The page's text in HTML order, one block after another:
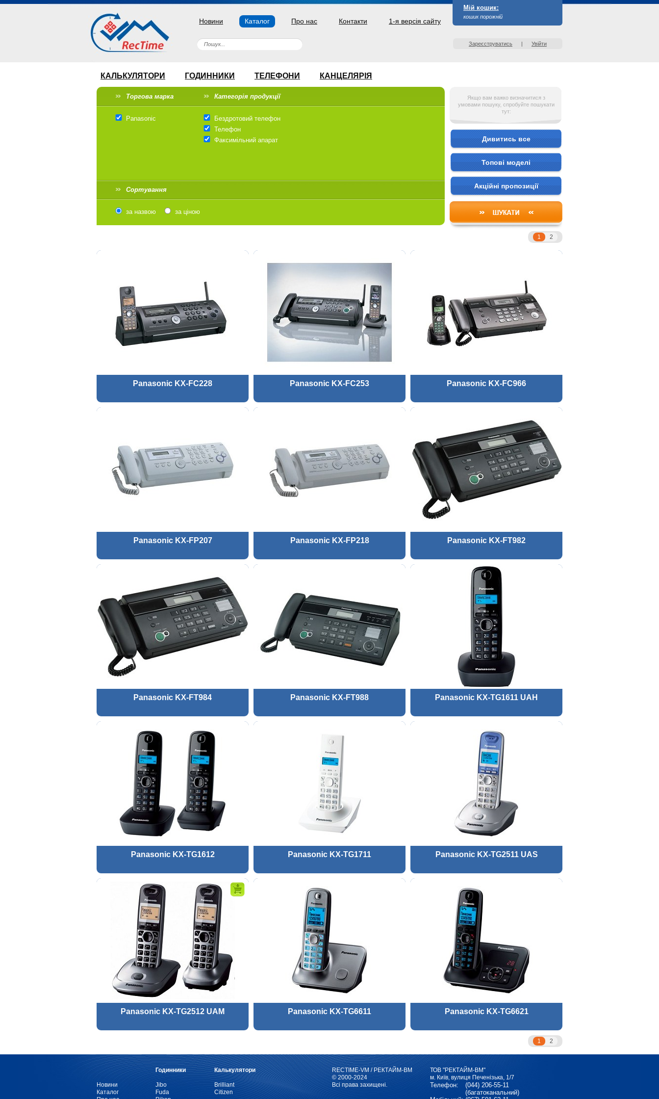
Новини Каталог Про нас Контакти 1-я версія сайту
Мій кошик:
кошик порожній
Зареєструватись | Увійти
КАЛЬКУЛЯТОРИ ГОДИННИКИ ТЕЛЕФОНИ КАНЦЕЛЯРІЯ
Торгова марка Категорія продукції
Panasonic
Бездротовий телефон
Телефон
Факсимільний апарат
Сортування
за назвою за ціною
Якщо вам важко визначитися з
умовами пошуку, спробуйте пошукати
тут:
Дивитись все
Топові моделі
Акційні пропозиції
1 2
Panasonic KX-FC228 Panasonic KX-FC253 Panasonic KX-FC966
Panasonic KX-FP207 Panasonic KX-FP218 Panasonic KX-FT982
Panasonic KX-FT984 Panasonic KX-FT988 Panasonic KX-TG1611 UAH
Panasonic KX-TG1612 Panasonic KX-TG1711 Panasonic KX-TG2511 UAS
Panasonic KX-TG2512 UAM Panasonic KX-TG6611 Panasonic KX-TG6621
1 2
Новини
Каталог
Годинники
Jibo
Fuda
Калькулятори
Brilliant
Citizen
RECTIME-VM / РЕКТАЙМ-ВМ
© 2000-2024
Всі права захищені.
ТОВ "РЕКТАЙМ-ВМ"
м. Київ, вулиця Печенізька, 1/7
Телефон:
(044) 206-55-11
(багатоканальний)